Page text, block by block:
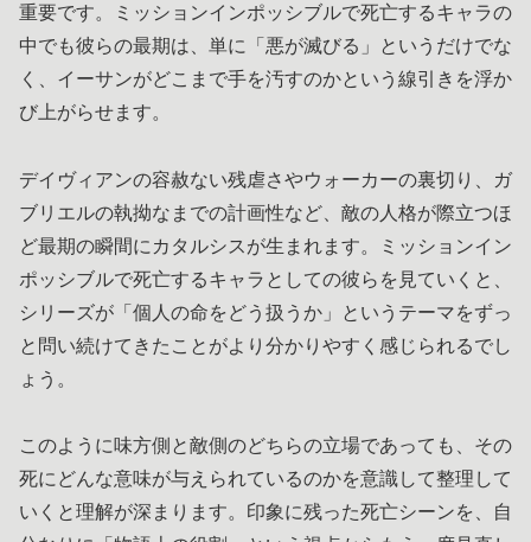
重要です。ミッションインポッシブルで死亡するキャラの
中でも彼らの最期は、単に「悪が滅びる」というだけでな
く、イーサンがどこまで手を汚すのかという線引きを浮か
び上がらせます。
デイヴィアンの容赦ない残虐さやウォーカーの裏切り、ガ
ブリエルの執拗なまでの計画性など、敵の人格が際立つほ
ど最期の瞬間にカタルシスが生まれます。ミッションイン
ポッシブルで死亡するキャラとしての彼らを見ていくと、
シリーズが「個人の命をどう扱うか」というテーマをずっ
と問い続けてきたことがより分かりやすく感じられるでし
ょう。
このように味方側と敵側のどちらの立場であっても、その
死にどんな意味が与えられているのかを意識して整理して
いくと理解が深まります。印象に残った死亡シーンを、自